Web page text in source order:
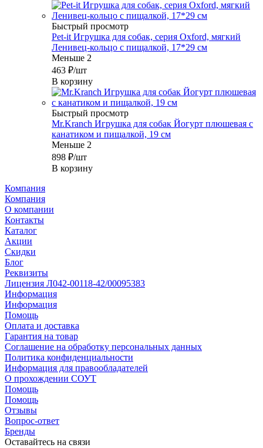
Быстрый просмотр
Pet-it Игрушка для собак, серия Oxford, мягкий
Ленивец-кольцо с пищалкой, 17*29 см
Меньше 2
463 ₽/шт
В корзину
Быстрый просмотр
Mr.Kranch Игрушка для собак Йогурт плюшевая с
канатиком и пищалкой, 19 см
Меньше 2
898 ₽/шт
В корзину
Компания
Компания
О компании
Контакты
Каталог
Акции
Скидки
Блог
Реквизиты
Лицензия Л042-00118-42/00095383
Информация
Информация
Помощь
Оплата и доставка
Гарантия на товар
Соглашение на обработку персональных данных
Политика конфиденциальности
Информация для правообладателей
О прохождении СОУТ
Помощь
Помощь
Отзывы
Вопрос-ответ
Бренды
Оставайтесь на связи